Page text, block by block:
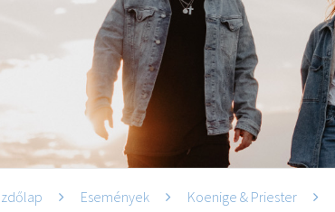
Események Koenige & Priester